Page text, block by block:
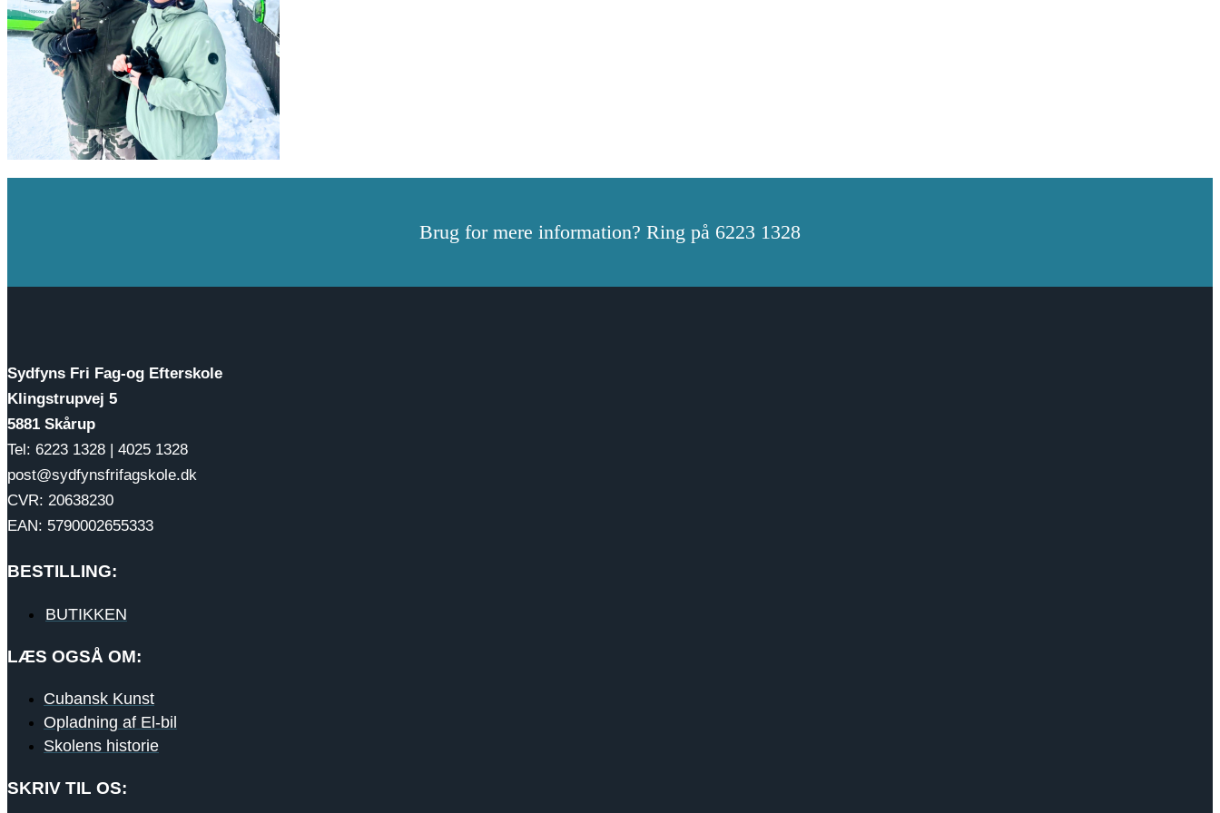
Brug for mere information? Ring på 6223 1328
Sydfyns Fri Fag-og Efterskole
Klingstrupvej 5
5881 Skårup
Tel: 6223 1328 | 4025 1328
post@sydfynsfrifagskole.dk
CVR: 20638230
EAN: 5790002655333
BESTILLING:
BUTIKKEN
LÆS OGSÅ OM:
Cubansk Kunst
Opladning af El-bil
Skolens historie
SKRIV TIL OS: